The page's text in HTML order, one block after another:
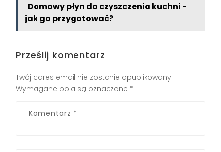
Domowy płyn do czyszczenia kuchni -
jak go przygotować?
Prześlij komentarz
Twój adres email nie zostanie opublikowany.
Wymagane pola są oznaczone *